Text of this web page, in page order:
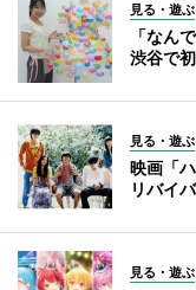
見る・遊ぶ
「なん
渋谷で
見る・遊ぶ
映画「
リバイ
見る・遊ぶ